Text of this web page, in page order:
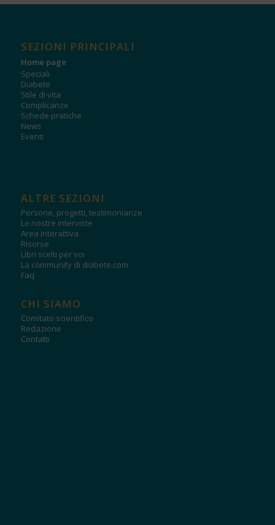
SEZIONI PRINCIPALI
Home page
Speciali
Diabete
Stile di vita
Complicanze
Schede pratiche
News
Eventi
ALTRE SEZIONI
Persone, progetti, testimonianze
Le nostre interviste
Area interattiva
Risorse
Libri scelti per voi
La community di diabete.com
Faq
CHI SIAMO
Comitato scientifico
Redazione
Contatti